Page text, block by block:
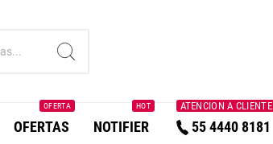
OFERTAS
OFERTA
NOTIFIER
HOT
55 4440 8181
ATENCION A CLIENTE